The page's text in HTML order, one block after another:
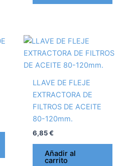
LLAVE DE FLEJE
EXTRACTORA DE
FILTROS DE ACEITE
80-120mm.
6,85€
Añadir al
carrito